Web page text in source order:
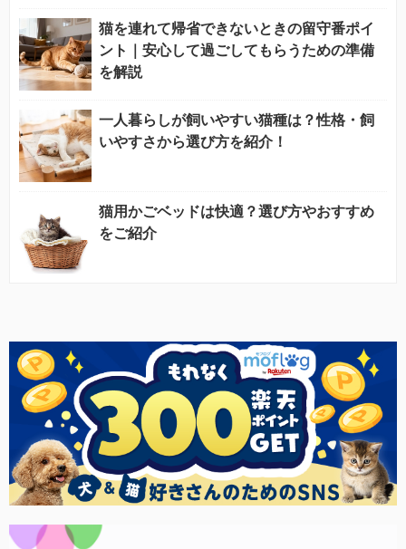
猫を連れて帰省できないときの留守番ポイ
ント｜安心して過ごしてもらうための準備
を解説
一人暮らしが飼いやすい猫種は？性格・飼
いやすさから選び方を紹介！
猫用かごベッドは快適？選び方やおすすめ
をご紹介